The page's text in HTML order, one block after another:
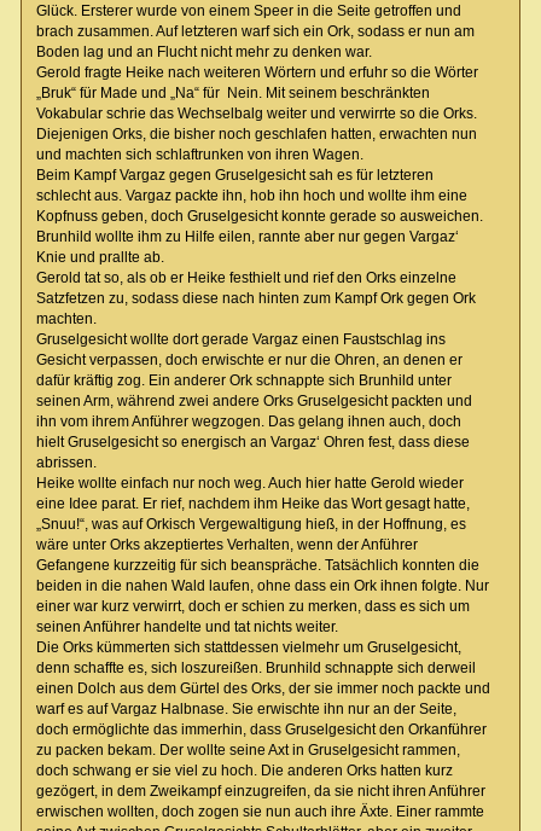
Glück. Ersterer wurde von einem Speer in die Seite getroffen und
brach zusammen. Auf letzteren warf sich ein Ork, sodass er nun am
Boden lag und an Flucht nicht mehr zu denken war.
Gerold fragte Heike nach weiteren Wörtern und erfuhr so die Wörter
„Bruk“ für Made und „Na“ für Nein. Mit seinem beschränkten
Vokabular schrie das Wechselbalg weiter und verwirrte so die Orks.
Diejenigen Orks, die bisher noch geschlafen hatten, erwachten nun
und machten sich schlaftrunken von ihren Wagen.
Beim Kampf Vargaz gegen Gruselgesicht sah es für letzteren
schlecht aus. Vargaz packte ihn, hob ihn hoch und wollte ihm eine
Kopfnuss geben, doch Gruselgesicht konnte gerade so ausweichen.
Brunhild wollte ihm zu Hilfe eilen, rannte aber nur gegen Vargaz‘
Knie und prallte ab.
Gerold tat so, als ob er Heike festhielt und rief den Orks einzelne
Satzfetzen zu, sodass diese nach hinten zum Kampf Ork gegen Ork
machten.
Gruselgesicht wollte dort gerade Vargaz einen Faustschlag ins
Gesicht verpassen, doch erwischte er nur die Ohren, an denen er
dafür kräftig zog. Ein anderer Ork schnappte sich Brunhild unter
seinen Arm, während zwei andere Orks Gruselgesicht packten und
ihn vom ihrem Anführer wegzogen. Das gelang ihnen auch, doch
hielt Gruselgesicht so energisch an Vargaz‘ Ohren fest, dass diese
abrissen.
Heike wollte einfach nur noch weg. Auch hier hatte Gerold wieder
eine Idee parat. Er rief, nachdem ihm Heike das Wort gesagt hatte,
„Snuu!“, was auf Orkisch Vergewaltigung hieß, in der Hoffnung, es
wäre unter Orks akzeptiertes Verhalten, wenn der Anführer
Gefangene kurzzeitig für sich beanspräche. Tatsächlich konnten die
beiden in die nahen Wald laufen, ohne dass ein Ork ihnen folgte. Nur
einer war kurz verwirrt, doch er schien zu merken, dass es sich um
seinen Anführer handelte und tat nichts weiter.
Die Orks kümmerten sich stattdessen vielmehr um Gruselgesicht,
denn schaffte es, sich loszureißen. Brunhild schnappte sich derweil
einen Dolch aus dem Gürtel des Orks, der sie immer noch packte und
warf es auf Vargaz Halbnase. Sie erwischte ihn nur an der Seite,
doch ermöglichte das immerhin, dass Gruselgesicht den Orkanführer
zu packen bekam. Der wollte seine Axt in Gruselgesicht rammen,
doch schwang er sie viel zu hoch. Die anderen Orks hatten kurz
gezögert, in dem Zweikampf einzugreifen, da sie nicht ihren Anführer
erwischen wollten, doch zogen sie nun auch ihre Äxte. Einer rammte